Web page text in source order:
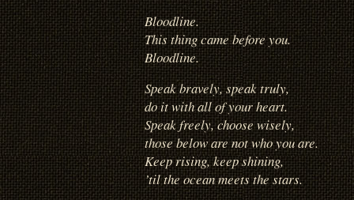
Bloodline.
This thing came before you.
Bloodline.
Speak bravely, speak truly,
do it with all of your heart.
Speak freely, choose wisely,
those below are not who you are.
Keep rising, keep shining,
’til the ocean meets the stars.